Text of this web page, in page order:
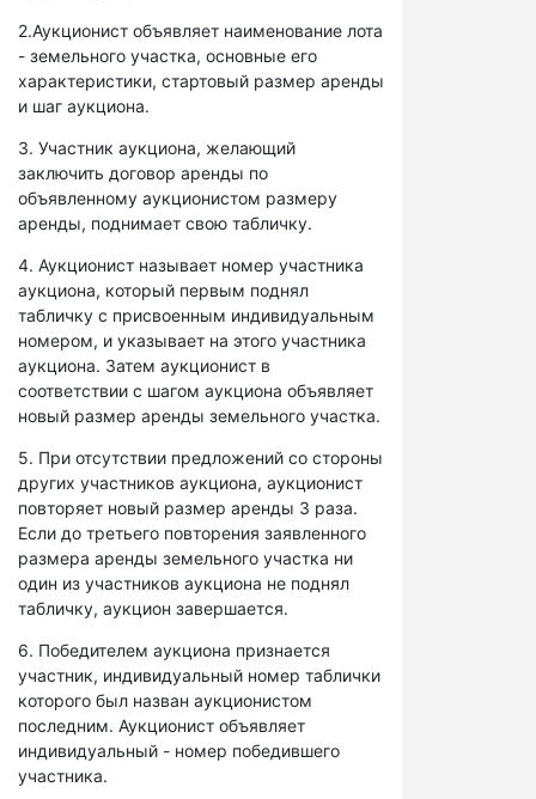
2.Аукционист объявляет наименование лота
- земельного участка, основные его
характеристики, стартовый размер аренды
и шаг аукциона.
3. Участник аукциона, желающий
заключить договор аренды по
объявленному аукционистом размеру
аренды, поднимает свою табличку.
4. Аукционист называет номер участника
аукциона, который первым поднял
табличку с присвоенным индивидуальным
номером, и указывает на этого участника
аукциона. Затем аукционист в
соответствии с шагом аукциона объявляет
новый размер аренды земельного участка.
5. При отсутствии предложений со стороны
других участников аукциона, аукционист
повторяет новый размер аренды 3 раза.
Если до третьего повторения заявленного
размера аренды земельного участка ни
один из участников аукциона не поднял
табличку, аукцион завершается.
6. Победителем аукциона признается
участник, индивидуальный номер таблички
которого был назван аукционистом
последним. Аукционист объявляет
индивидуальный - номер победившего
участника.